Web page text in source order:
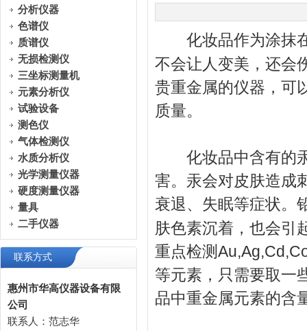
分析仪器
色谱仪
质谱仪
无损检测仪
三坐标测量机
元素分析仪
试验设备
测色仪
气体检测仪
水质分析仪
光学测量仪器
硬度测量仪器
量具
二手仪器
联系方式
惠州市华高仪器设备有限
公司
联系人：范志华
化妆品作为涂抹在
不会让人变美，还会
贵重金属的仪器，可
质量。
化妆品中含有的汞
害。汞会对皮肤造成
衰退、失眠等症状。
肤色素沉着，也会引
重点检测
等元素，只需要取一
品中重金属元素的含